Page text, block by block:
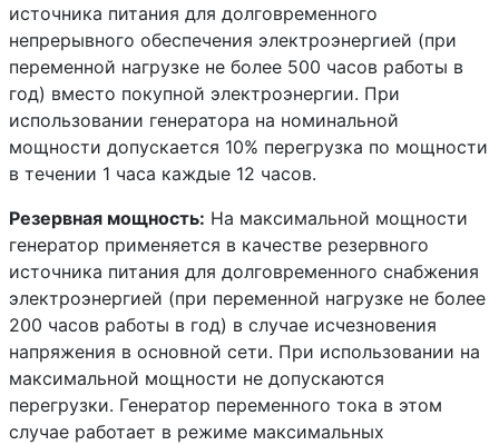
источника питания для долговременного
непрерывного обеспечения электроэнергией (при
переменной нагрузке не более 500 часов работы в
год) вместо покупной электроэнергии. При
использовании генератора на номинальной
мощности допускается 10% перегрузка по мощности
в течении 1 часа каждые 12 часов.
Резервная мощность: На максимальной мощности
генератор применяется в качестве резервного
источника питания для долговременного снабжения
электроэнергией (при переменной нагрузке не более
200 часов работы в год) в случае исчезновения
напряжения в основной сети. При использовании на
максимальной мощности не допускаются
перегрузки. Генератор переменного тока в этом
случае работает в режиме максимальных